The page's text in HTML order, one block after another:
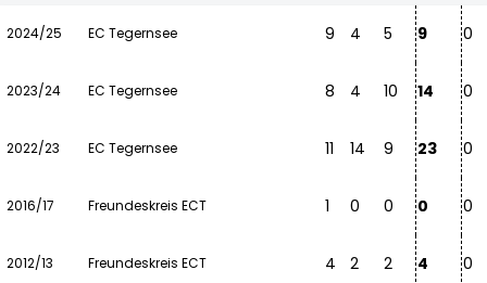
2024/25 EC Tegernsee 9 4 5 9 0
2023/24 EC Tegernsee 8 4 10 14 0
2022/23 EC Tegernsee 11 14 9 23 0
2016/17 Freundeskreis ECT 1 0 0 0 0
2012/13 Freundeskreis ECT 4 2 2 4 0